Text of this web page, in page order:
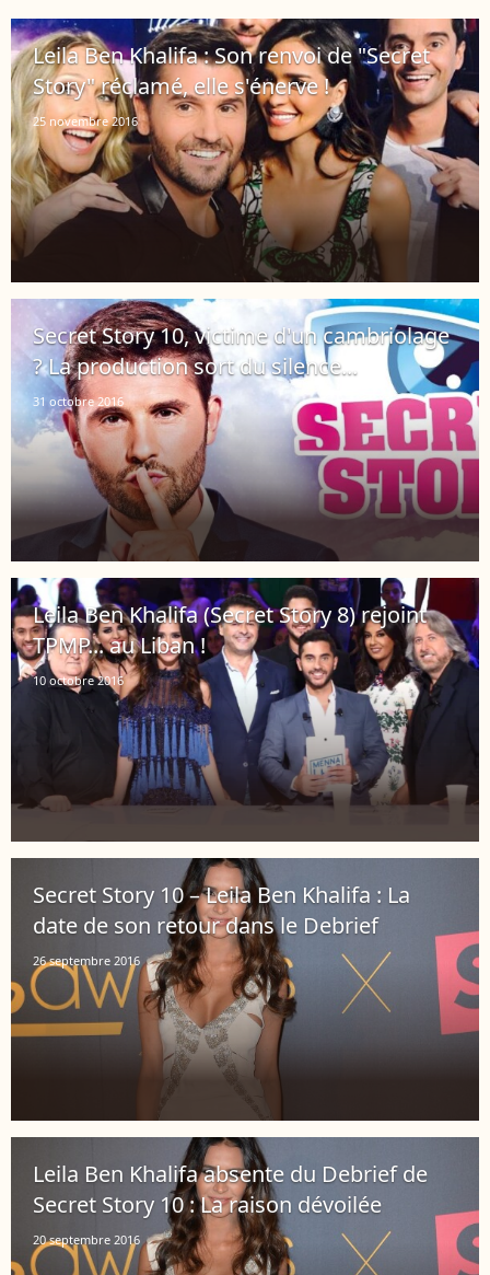
Leila Ben Khalifa : Son renvoi de "Secret
Story" réclamé, elle s'énerve !
25 novembre 2016
Secret Story 10, victime d'un cambriolage
? La production sort du silence...
31 octobre 2016
Leila Ben Khalifa (Secret Story 8) rejoint
TPMP... au Liban !
10 octobre 2016
Secret Story 10 – Leila Ben Khalifa : La
date de son retour dans le Debrief
26 septembre 2016
Leila Ben Khalifa absente du Debrief de
Secret Story 10 : La raison dévoilée
20 septembre 2016